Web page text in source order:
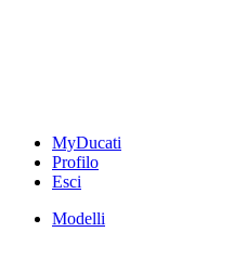
MyDucati
Profilo
Esci
Modelli